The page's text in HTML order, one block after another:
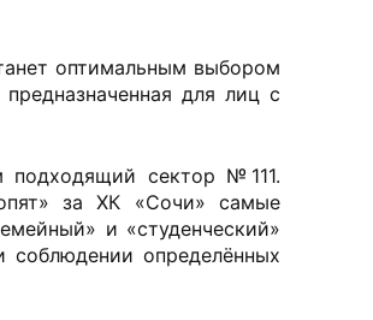
оптимальным выбором
для лиц с
сектор №111.
за ХК «Сочи» самые
и «студенческий»
соблюдении определённых